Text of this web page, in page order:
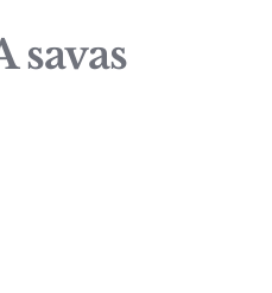
savas